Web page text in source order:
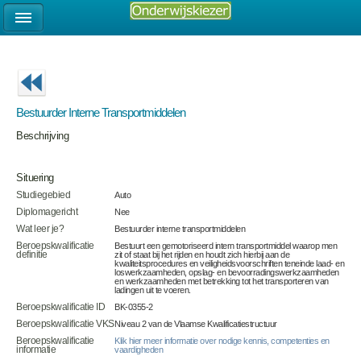
Bestuurder Interne Transportmiddelen
Beschrijving
Situering
Studiegebied
Auto
Diplomagericht
Nee
Wat leer je?
Bestuurder interne transportmiddelen
Beroepskwalificatie
definitie
Bestuurt een gemotoriseerd intern transportmiddel waarop men
zit of staat bij het rijden en houdt zich hierbij aan de
kwaliteitsprocedures en veiligheidsvoorschriften teneinde laad- en
loswerkzaamheden, opslag- en bevoorradingswerkzaamheden
en werkzaamheden met betrekking tot het transporteren van
ladingen uit te voeren.
Beroepskwalificatie ID
BK-0355-2
Beroepskwalificatie VKSNiveau 2 van de Vlaamse Kwalificatiestructuur
Beroepskwalificatie
informatie
Klik hier meer informatie over nodige kennis, competenties en
vaardigheden